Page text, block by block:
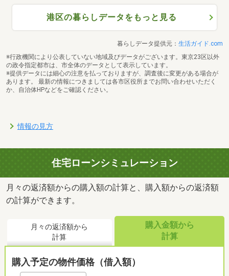
港区の暮らしデータをもっと見る
暮らしデータ提供元： 生活ガイド.com
※行政機関により公表していない地域及びデータがございます。東京23区以外
の政令指定都市は、市全体のデータとして表示しています。
※提供データには細心の注意を払っておりますが、調査後に変更がある場合が
あります。 最新の情報につきましては各市区役所までお問い合わせいただく
か、自治体HPなどをご確認ください。
情報の見方
住宅ローンシミュレーション
月々の返済額からの購入額の計算と、購入額からの返済額
の計算ができます。
月々の返済額から
計算
購入金額から
計算
購入予定の物件価格（借入額）